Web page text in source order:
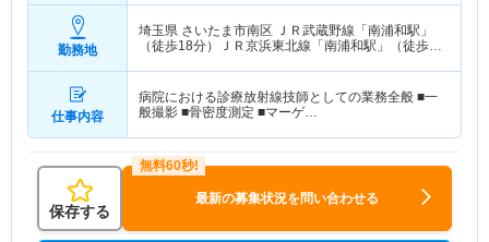
勤務地
埼玉県 さいたま市南区 ＪＲ武蔵野線「南浦和駅」
（徒歩18分）ＪＲ京浜東北線「南浦和駅」（徒歩
仕事内容
病院における診療放射線技師としての業務全般 ■一
般撮影 ■骨密度測定 ■マーゲ…
保存する
最新の募集状況を問い合わせる